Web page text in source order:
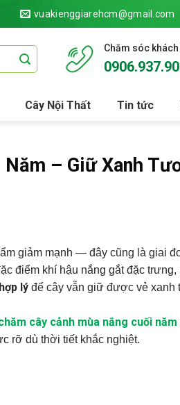
vuakienggiarehcm@gmail.com
Chăm sóc
Cây Nội Thất Tin tức
Năm – Giữ Xanh
giảm mạnh — đây cũng là giai
điểm khí hậu nắng gắt đặc
lý để cây vẫn giữ được vẻ xanh
cây cảnh mùa nắng cuối năm
rỡ dù thời tiết khắc nghiệt.